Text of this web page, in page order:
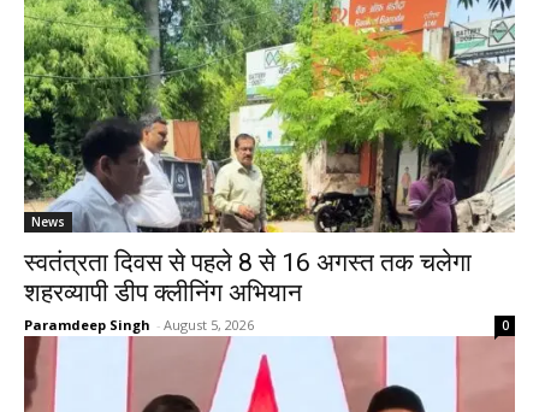
News
स्वतंत्रता दिवस से पहले 8 से 16 अगस्त तक चलेगा
शहरव्यापी डीप क्लीनिंग अभियान
Paramdeep Singh - August 5, 2026 0